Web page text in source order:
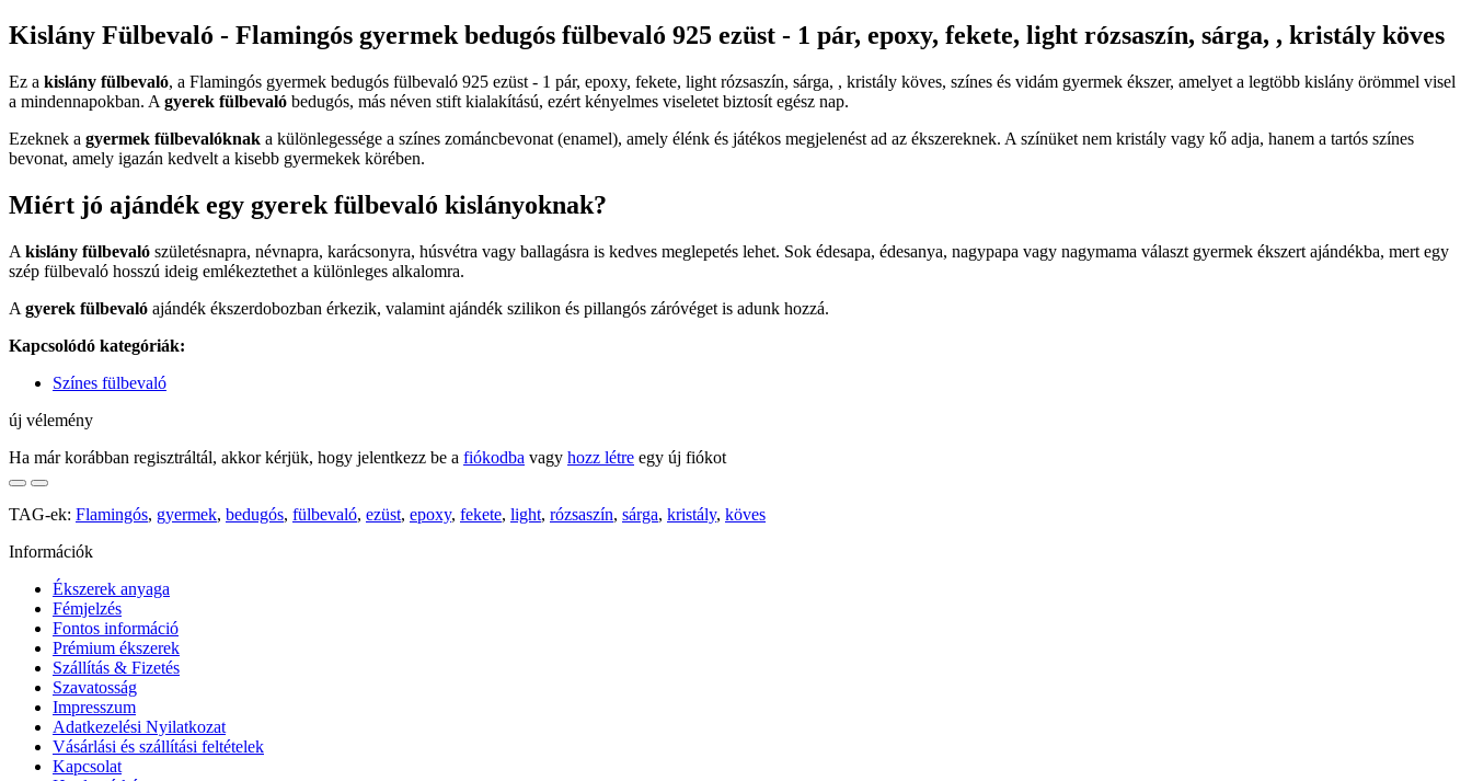
Kislány Fülbevaló - Flamingós gyermek bedugós fülbevaló 925 ezüst - 1 pár, epoxy, fekete, light rózsaszín, sárga, , kristály köves
Ez a kislány fülbevaló, a Flamingós gyermek bedugós fülbevaló 925 ezüst - 1 pár, epoxy, fekete, light rózsaszín, sárga, , kristály köves, színes és vidám gyermek ékszer, amelyet a legtöbb kislány örömmel visel
a mindennapokban. A gyerek fülbevaló bedugós, más néven stift kialakítású, ezért kényelmes viseletet biztosít egész nap.
Ezeknek a gyermek fülbevalóknak a különlegessége a színes zománcbevonat (enamel), amely élénk és játékos megjelenést ad az ékszereknek. A színüket nem kristály vagy kő adja, hanem a tartós színes
bevonat, amely igazán kedvelt a kisebb gyermekek körében.
Miért jó ajándék egy gyerek fülbevaló kislányoknak?
A kislány fülbevaló születésnapra, névnapra, karácsonyra, húsvétra vagy ballagásra is kedves meglepetés lehet. Sok édesapa, édesanya, nagypapa vagy nagymama választ gyermek ékszert ajándékba, mert egy
szép fülbevaló hosszú ideig emlékeztethet a különleges alkalomra.
A gyerek fülbevaló ajándék ékszerdobozban érkezik, valamint ajándék szilikon és pillangós záróvéget is adunk hozzá.
Kapcsolódó kategóriák:
Színes fülbevaló
új vélemény
Ha már korábban regisztráltál, akkor kérjük, hogy jelentkezz be a fiókodba vagy hozz létre egy új fiókot
TAG-ek: Flamingós, gyermek, bedugós, fülbevaló, ezüst, epoxy, fekete, light, rózsaszín, sárga, kristály, köves
Információk
Ékszerek anyaga
Fémjelzés
Fontos információ
Prémium ékszerek
Szállítás & Fizetés
Szavatosság
Impresszum
Adatkezelési Nyilatkozat
Vásárlási és szállítási feltételek
Kapcsolat